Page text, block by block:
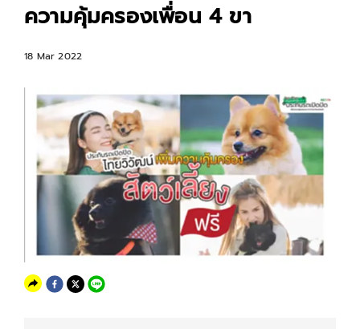
ความคุ้มครองเพื่อน 4 ขา
18 Mar 2022